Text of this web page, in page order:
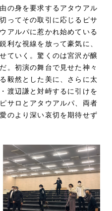
の身を要求するアタウアル
ってその取引に応じるピサ
アルパに惹かれ始めている
利な視線を放って豪気に、
ていく。驚くのは宮沢が醸
。初演の舞台で見せた神々
毅然とした美に、さらに太
渡辺謙と対峙するに引けを
サロとアタウアルパ、両者
のより深い哀切を期待せず